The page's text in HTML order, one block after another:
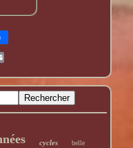
cycles belle